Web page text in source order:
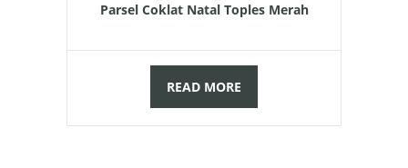
Parsel Coklat Natal Toples Merah
READ MORE